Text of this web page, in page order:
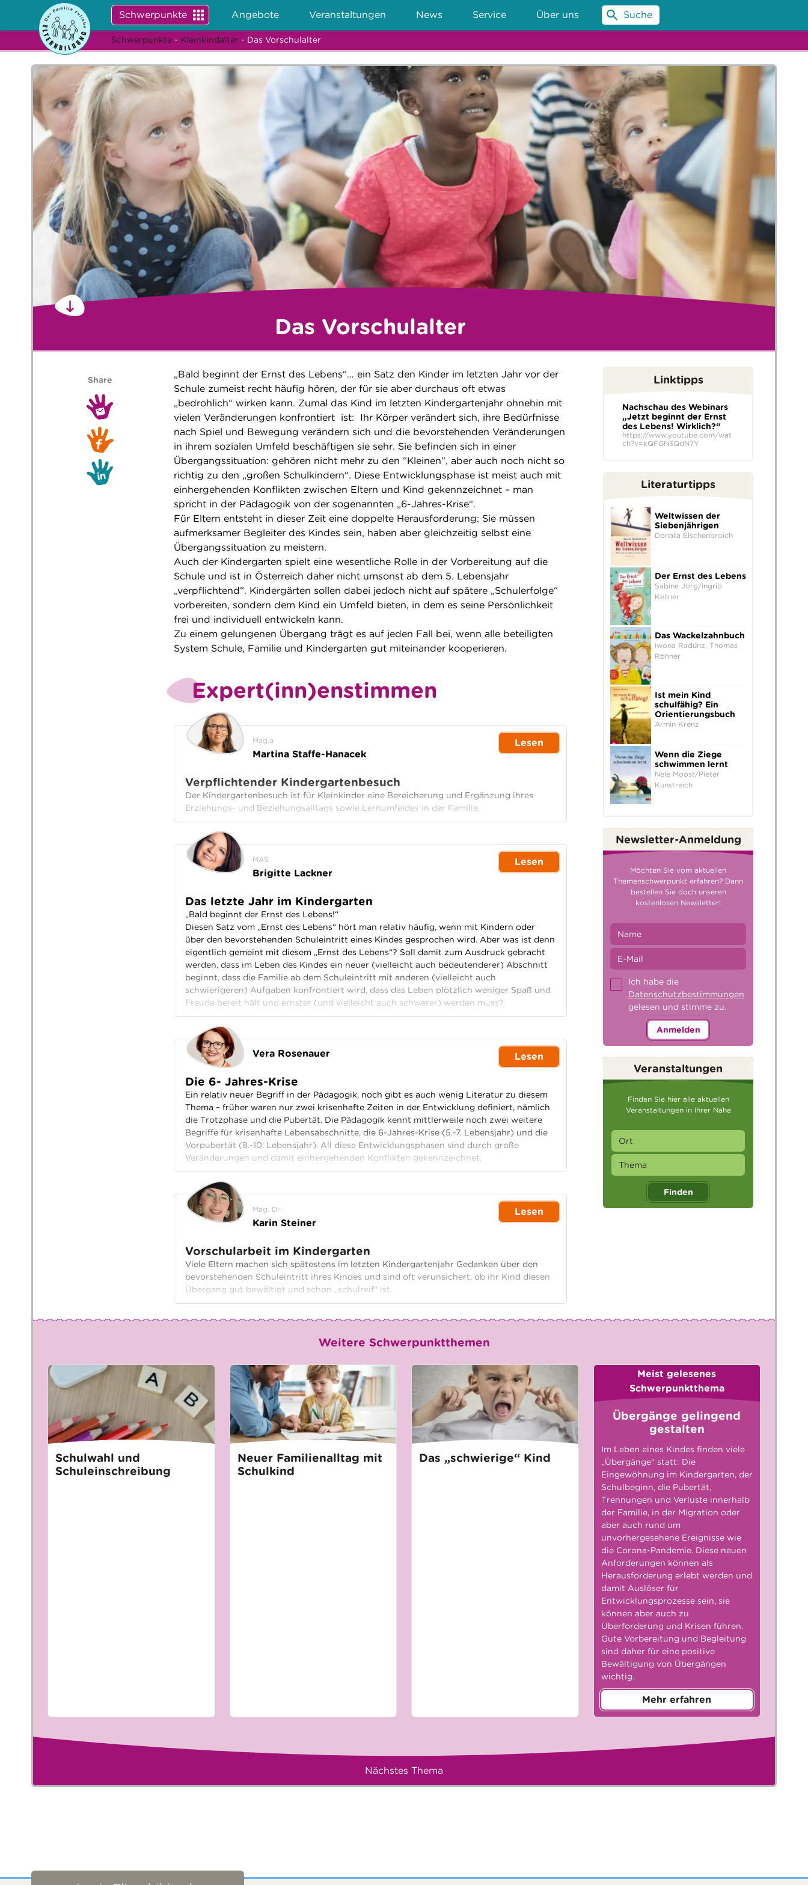
Schwerpunkte Angebote Veranstaltungen News Service Über uns Suche
Schwerpunkte - Kleinkindalter - Das Vorschulalter
Das Vorschulalter
„Bald beginnt der Ernst des Lebens“… ein Satz den Kinder im letzten Jahr vor der
Schule zumeist recht häufig hören, der für sie aber durchaus oft etwas
„bedrohlich“ wirken kann. Zumal das Kind im letzten Kindergartenjahr ohnehin mit
vielen Veränderungen konfrontiert ist: Ihr Körper verändert sich, ihre Bedürfnisse
nach Spiel und Bewegung verändern sich und die bevorstehenden Veränderungen
in ihrem sozialen Umfeld beschäftigen sie sehr. Sie befinden sich in einer
Übergangssituation: gehören nicht mehr zu den “Kleinen“, aber auch noch nicht so
richtig zu den „großen Schulkindern“. Diese Entwicklungsphase ist meist auch mit
einhergehenden Konflikten zwischen Eltern und Kind gekennzeichnet – man
spricht in der Pädagogik von der sogenannten „6-Jahres-Krise“.
Für Eltern entsteht in dieser Zeit eine doppelte Herausforderung: Sie müssen
aufmerksamer Begleiter des Kindes sein, haben aber gleichzeitig selbst eine
Übergangssituation zu meistern.
Auch der Kindergarten spielt eine wesentliche Rolle in der Vorbereitung auf die
Schule und ist in Österreich daher nicht umsonst ab dem 5. Lebensjahr
„verpflichtend“. Kindergärten sollen dabei jedoch nicht auf spätere „Schulerfolge“
vorbereiten, sondern dem Kind ein Umfeld bieten, in dem es seine Persönlichkeit
frei und individuell entwickeln kann.
Zu einem gelungenen Übergang trägt es auf jeden Fall bei, wenn alle beteiligten
System Schule, Familie und Kindergarten gut miteinander kooperieren.
Expert(inn)enstimmen
Mag.a
Martina Staffe-Hanacek
Lesen
Verpflichtender Kindergartenbesuch
Der Kindergartenbesuch ist für Kleinkinder eine Bereicherung und Ergänzung ihres
Erziehungs- und Beziehungsalltags sowie Lernumfeldes in der Familie.
MAS
Brigitte Lackner
Lesen
Das letzte Jahr im Kindergarten
„Bald beginnt der Ernst des Lebens!“
Diesen Satz vom „Ernst des Lebens“ hört man relativ häufig, wenn mit Kindern oder
über den bevorstehenden Schuleintritt eines Kindes gesprochen wird. Aber was ist denn
eigentlich gemeint mit diesem „Ernst des Lebens“? Soll damit zum Ausdruck gebracht
werden, dass im Leben des Kindes ein neuer (vielleicht auch bedeutenderer) Abschnitt
beginnt, dass die Familie ab dem Schuleintritt mit anderen (vielleicht auch
schwierigeren) Aufgaben konfrontiert wird, dass das Leben plötzlich weniger Spaß und
Freude bereit hält und ernster (und vielleicht auch schwerer) werden muss?
Vera Rosenauer Lesen
Die 6- Jahres-Krise
Ein relativ neuer Begriff in der Pädagogik, noch gibt es auch wenig Literatur zu diesem
Thema – früher waren nur zwei krisenhafte Zeiten in der Entwicklung definiert, nämlich
die Trotzphase und die Pubertät. Die Pädagogik kennt mittlerweile noch zwei weitere
Begriffe für krisenhafte Lebensabschnitte, die 6-Jahres-Krise (5.-7. Lebensjahr) und die
Vorpubertät (8.-10. Lebensjahr). All diese Entwicklungsphasen sind durch große
Veränderungen und damit einhergehenden Konflikten gekennzeichnet.
Mag. Dr.
Karin Steiner
Lesen
Vorschularbeit im Kindergarten
Viele Eltern machen sich spätestens im letzten Kindergartenjahr Gedanken über den
bevorstehenden Schuleintritt ihres Kindes und sind oft verunsichert, ob ihr Kind diesen
Übergang gut bewältigt und schon „schulreif“ ist.
Share Linktipps
Nachschau des Webinars
„Jetzt beginnt der Ernst
des Lebens! Wirklich?“
https://www.youtube.com/wat
ch?v=kQFGN3QdN7Y
Literaturtipps
Weltwissen der
Siebenjährigen
Donata Elschenbroich
Der Ernst des Lebens
Sabine Jörg/Ingrid
Kellner
Das Wackelzahnbuch
Iwona Radünz, Thomas
Röhner
Ist mein Kind
schulfähig? Ein
Orientierungsbuch
Armin Krenz
Wenn die Ziege
schwimmen lernt
Nele Moost/Pieter
Kunstreich
Newsletter-Anmeldung
Möchten Sie vom aktuellen
Themenschwerpunkt erfahren? Dann
bestellen Sie doch unseren
kostenlosen Newsletter!
Ich habe die
Datenschutzbestimmungen
gelesen und stimme zu.
Anmelden
Veranstaltungen
Finden Sie hier alle aktuellen
Veranstaltungen in Ihrer Nähe
Finden
Weitere Schwerpunktthemen
Schulwahl und
Schuleinschreibung
Neuer Familienalltag mit
Schulkind
Das „schwierige“ Kind
Meist gelesenes
Schwerpunktthema
Übergänge gelingend
gestalten
Im Leben eines Kindes finden viele
„Übergänge“ statt: Die
Eingewöhnung im Kindergarten, der
Schulbeginn, die Pubertät,
Trennungen und Verluste innerhalb
der Familie, in der Migration oder
aber auch rund um
unvorhergesehene Ereignisse wie
die Corona-Pandemie. Diese neuen
Anforderungen können als
Herausforderung erlebt werden und
damit Auslöser für
Entwicklungsprozesse sein, sie
können aber auch zu
Überforderung und Krisen führen.
Gute Vorbereitung und Begleitung
sind daher für eine positive
Bewältigung von Übergängen
wichtig.
Mehr erfahren
Nächstes Thema